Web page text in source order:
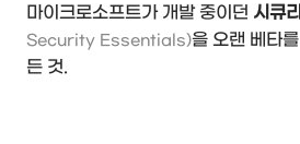
마이크로소프트가 개발 중이던 시큐
Security Essentials)을 오랜 베타
든 것.